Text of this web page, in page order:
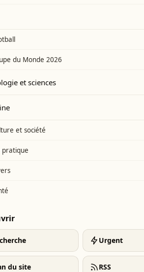
du Monde 2026
et sciences
et société
pratique
Urgent
du site RSS